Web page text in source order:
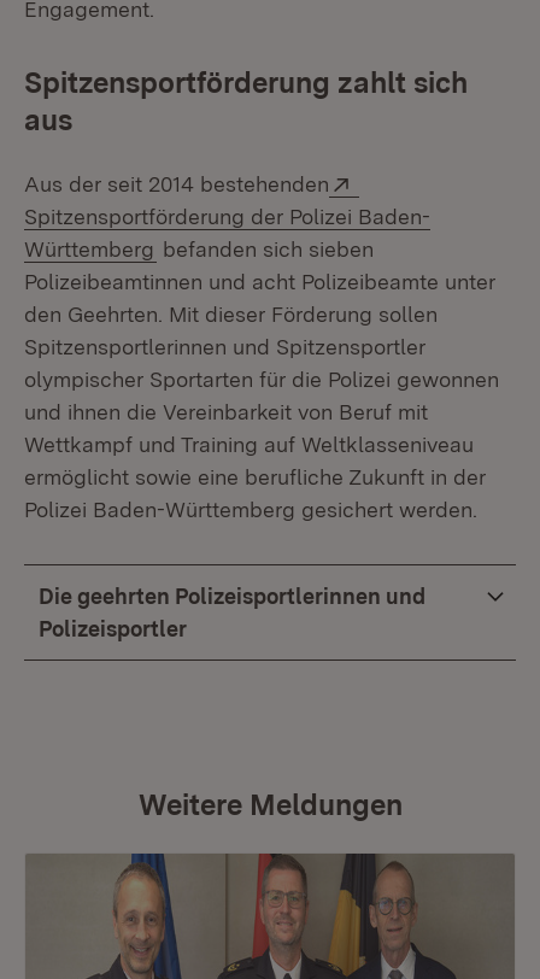
Engagement.
Spitzensportförderung zahlt sich
aus
Aus der seit 2014 bestehenden
Spitzensportförderung der Polizei Baden-
Württemberg (Öffnet in neuem Fenster)
befanden sich sieben
Polizeibeamtinnen und acht Polizeibeamte unter
den Geehrten. Mit dieser Förderung sollen
Spitzensportlerinnen und Spitzensportler
olympischer Sportarten für die Polizei gewonnen
und ihnen die Vereinbarkeit von Beruf mit
Wettkampf und Training auf Weltklasseniveau
ermöglicht sowie eine berufliche Zukunft in der
Polizei Baden-Württemberg gesichert werden.
Die geehrten Polizeisportlerinnen und
Polizeisportler
Weitere Meldungen